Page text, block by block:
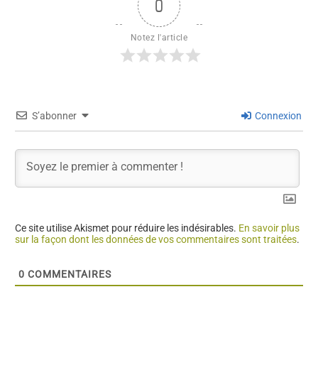
0
Notez l'article
S’abonner Connexion
Ce site utilise Akismet pour réduire les indésirables. En savoir plus
sur la façon dont les données de vos commentaires sont traitées.
0 COMMENTAIRES